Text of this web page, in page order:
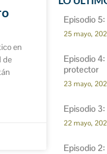
en
de
Episodio
25 mayo,
Episodio
protector
23 mayo,
Episodio
22 mayo,
Episodio